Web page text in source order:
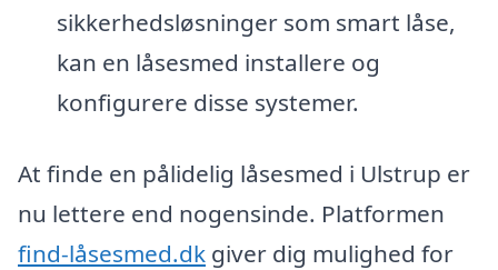
sikkerhedsløsninger som smart låse,
kan en låsesmed installere og
konfigurere disse systemer.
At finde en pålidelig låsesmed i Ulstrup er
nu lettere end nogensinde. Platformen
find-låsesmed.dk giver dig mulighed for